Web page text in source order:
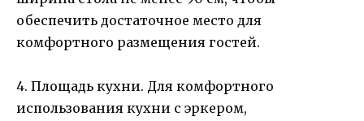
обеспечить достаточное место для
комфортного размещения гостей.
4. Площадь кухни. Для комфортного
использования кухни с эркером,